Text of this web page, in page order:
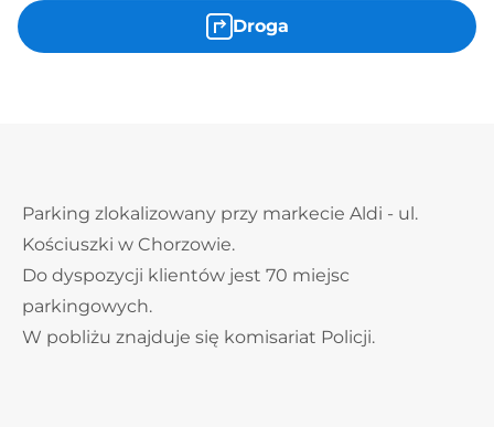
Droga
Parking zlokalizowany przy markecie Aldi - ul.
Kościuszki w Chorzowie.
Do dyspozycji klientów jest 70 miejsc
parkingowych.
W pobliżu znajduje się komisariat Policji.